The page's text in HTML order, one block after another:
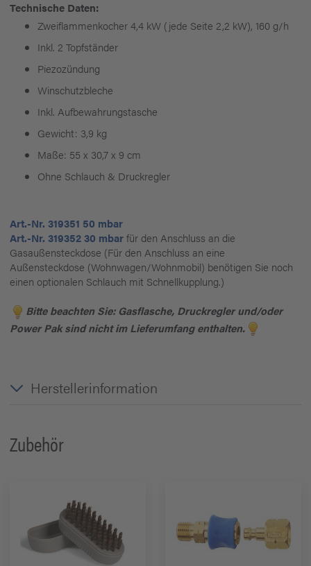
Technische Daten:
Zweiflammenkocher 4,4 kW (jede Seite 2,2 kW), 160 g/h
Inkl. 2 Topfständer
Piezozündung
Winschutzbleche
Inkl. Aufbewahrungstasche
Gewicht: 3,9 kg
Maße: 55 x 30,7 x 9 cm
Ohne Schlauch & Druckregler
Art.-Nr. 319351 50 mbar
Art.-Nr. 319352 30 mbarfür den Anschluss an die
Gasaußensteckdose (Für den Anschluss an eine
Außensteckdose (Wohnwagen/Wohnmobil) benötigen Sie noch
einen optionalen Schlauch mit Schnellkupplung.)
Bitte beachten Sie: Gasflasche, Druckregler und/oder
Power Pak sind nicht im Lieferumfang enthalten.
Herstellerinformation
Zubehör